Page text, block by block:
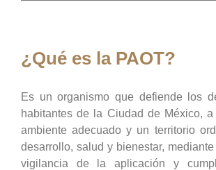
¿Qué es la PAOT?
Es un organismo que defiende los
habitantes de la Ciudad de México,
ambiente adecuado y un territorio
desarrollo, salud y bienestar,
vigilancia de la aplicación y